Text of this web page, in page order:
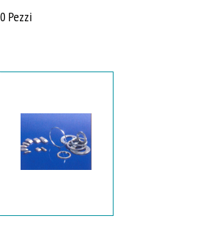
Pezzi